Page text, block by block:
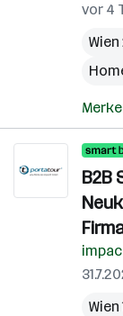
vor 4
B2B